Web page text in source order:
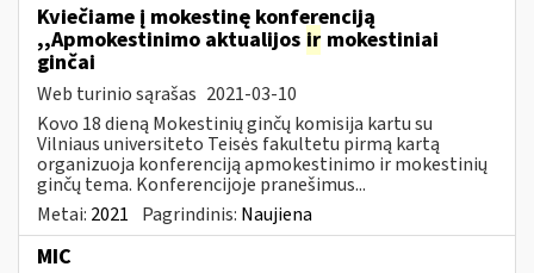
Kviečiame į mokestinę konferenciją
,,Apmokestinimo aktualijos ir mokestiniai
ginčai
Web turinio sąrašas 2021-03-10
Kovo 18 dieną Mokestinių ginčų komisija kartu su
Vilniaus universiteto Teisės fakultetu pirmą kartą
organizuoja konferenciją apmokestinimo ir mokestinių
ginčų tema. Konferencijoje pranešimus...
Metai: 2021 Pagrindinis: Naujiena
MIC